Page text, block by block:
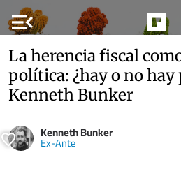
menu_open
La herencia fiscal
política: ¿hay o no hay
Kenneth Bunker
Kenneth Bunker
Ex-Ante